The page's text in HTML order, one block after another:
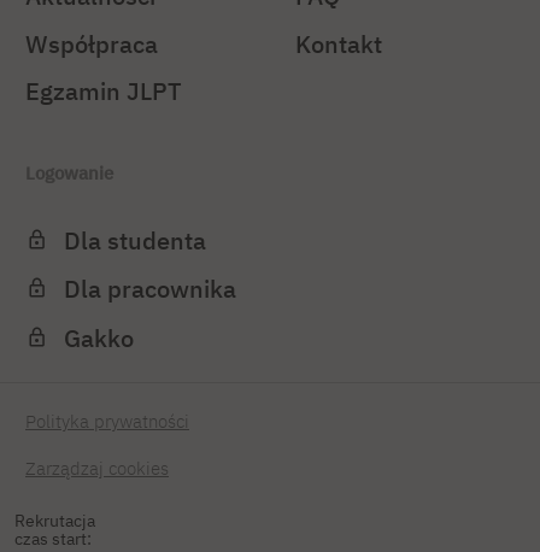
Rekrutacja
czas start:
Współpraca
Egzamin JLPT
Kontakt
Logowanie
Dla studenta
Dla pracownika
Gakko
Polityka prywatności
Zarządzaj cookies